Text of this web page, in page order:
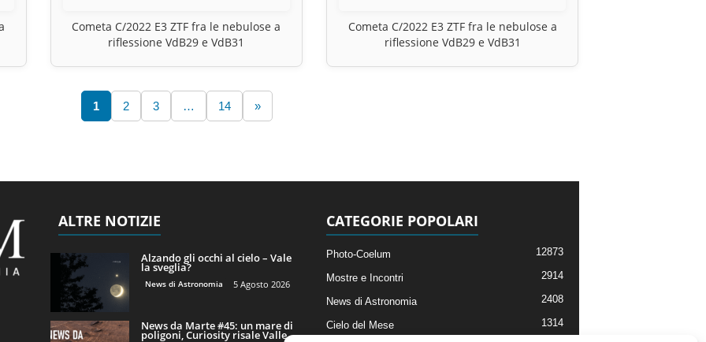
Cometa C/2022 E3 ZTF fra le nebulose a
riflessione VdB29 e VdB31
Cometa C/2022 E3 ZTF fra le nebulose a
riflessione VdB29 e VdB31
1 2 3 … 14 »
ALTRE NOTIZIE
Alzando gli occhi al cielo – Vale
la sveglia?
News di Astronomia 5 Agosto 2026
News da Marte #45: un mare di
poligoni, Curiosity risale Valle...
CATEGORIE POPOLARI
Photo-Coelum 12873
Mostre e Incontri 2914
News di Astronomia 2408
Cielo del Mese
1314